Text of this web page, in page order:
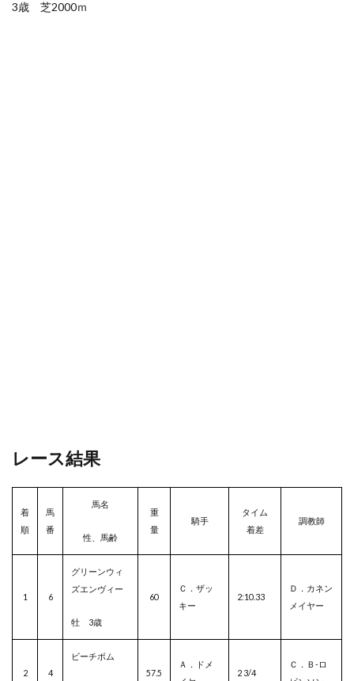
3歳 芝2000ｍ
レース結果
着
順
馬
番
馬名
性、馬齢
重
量
騎手
タイム
着差
調教師
1 6
グリーンウィ
ズエンヴィー
牡 3歳
60
Ｃ．ザッ
キー
2:10.33
Ｄ．カネン
メイヤー
2 4
ビーチボム
57.5
Ａ．ドメ
2 3/4
Ｃ．Ｂ-ロ